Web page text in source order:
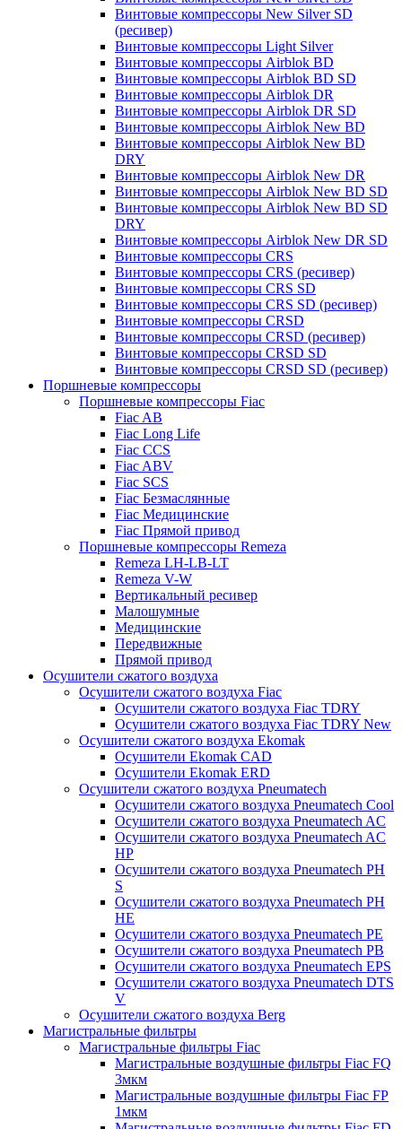
Винтовые компрессоры New Silver SD
(ресивер)
Винтовые компрессоры Light Silver
Винтовые компрессоры Airblok BD
Винтовые компрессоры Airblok BD SD
Винтовые компрессоры Airblok DR
Винтовые компрессоры Airblok DR SD
Винтовые компрессоры Airblok New BD
Винтовые компрессоры Airblok New BD
DRY
Винтовые компрессоры Airblok New DR
Винтовые компрессоры Airblok New BD SD
Винтовые компрессоры Airblok New BD SD
DRY
Винтовые компрессоры Airblok New DR SD
Винтовые компрессоры CRS
Винтовые компрессоры CRS (ресивер)
Винтовые компрессоры CRS SD
Винтовые компрессоры CRS SD (ресивер)
Винтовые компрессоры CRSD
Винтовые компрессоры CRSD (ресивер)
Винтовые компрессоры CRSD SD
Винтовые компрессоры CRSD SD (ресивер)
Поршневые компрессоры
Поршневые компрессоры Fiac
Fiac AB
Fiac Long Life
Fiac CCS
Fiac ABV
Fiac SCS
Fiac Безмаслянные
Fiac Медицинские
Fiac Прямой привод
Поршневые компрессоры Remeza
Remeza LH-LB-LT
Remeza V-W
Вертикальный ресивер
Малошумные
Медицинские
Передвижные
Прямой привод
Осушители сжатого воздуха
Осушители сжатого воздуха Fiac
Осушители сжатого воздуха Fiac TDRY
Осушители сжатого воздуха Fiac TDRY New
Осушители сжатого воздуха Ekomak
Осушители Ekomak CAD
Осушители Ekomak ERD
Осушители сжатого воздуха Pneumatech
Осушители сжатого воздуха Pneumatech Cool
Осушители сжатого воздуха Pneumatech AC
Осушители сжатого воздуха Pneumatech AC
HP
Осушители сжатого воздуха Pneumatech PH
S
Осушители сжатого воздуха Pneumatech PH
HE
Осушители сжатого воздуха Pneumatech PE
Осушители сжатого воздуха Pneumatech PB
Осушители сжатого воздуха Pneumatech EPS
Осушители сжатого воздуха Pneumatech DTS
V
Осушители сжатого воздуха Berg
Магистральные фильтры
Магистральные фильтры Fiac
Магистральные воздушные фильтры Fiac FQ
3мкм
Магистральные воздушные фильтры Fiac FP
1мкм